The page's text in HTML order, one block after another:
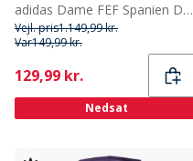
adidas Dame FEF Spanien Dame 24/25 Autentisk Hjemme Trøje Better Scarlet
Vejl. pris1.149,99 kr.
Var149,99 kr.
Current
129,99 kr.
Nedsat